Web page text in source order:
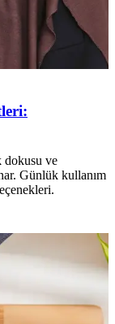
dokusu ve
Günlük kullanım